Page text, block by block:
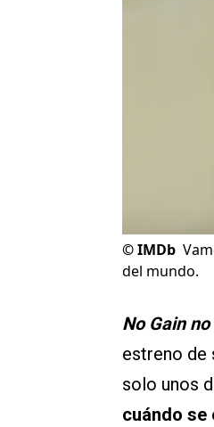
©IMDb
del mundo.
No Gain
estreno de
solo unos
cuándo se